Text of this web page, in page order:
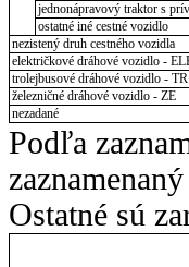
jednonápravový traktor s
ostatné iné cestné vozidlo
nezistený druh cestného vozidla
električkové dráhové vozidlo -
trolejbusové dráhové vozidlo - TR
železničné dráhové vozidlo - ZE
nezadané
Podľa
Ostatné sú